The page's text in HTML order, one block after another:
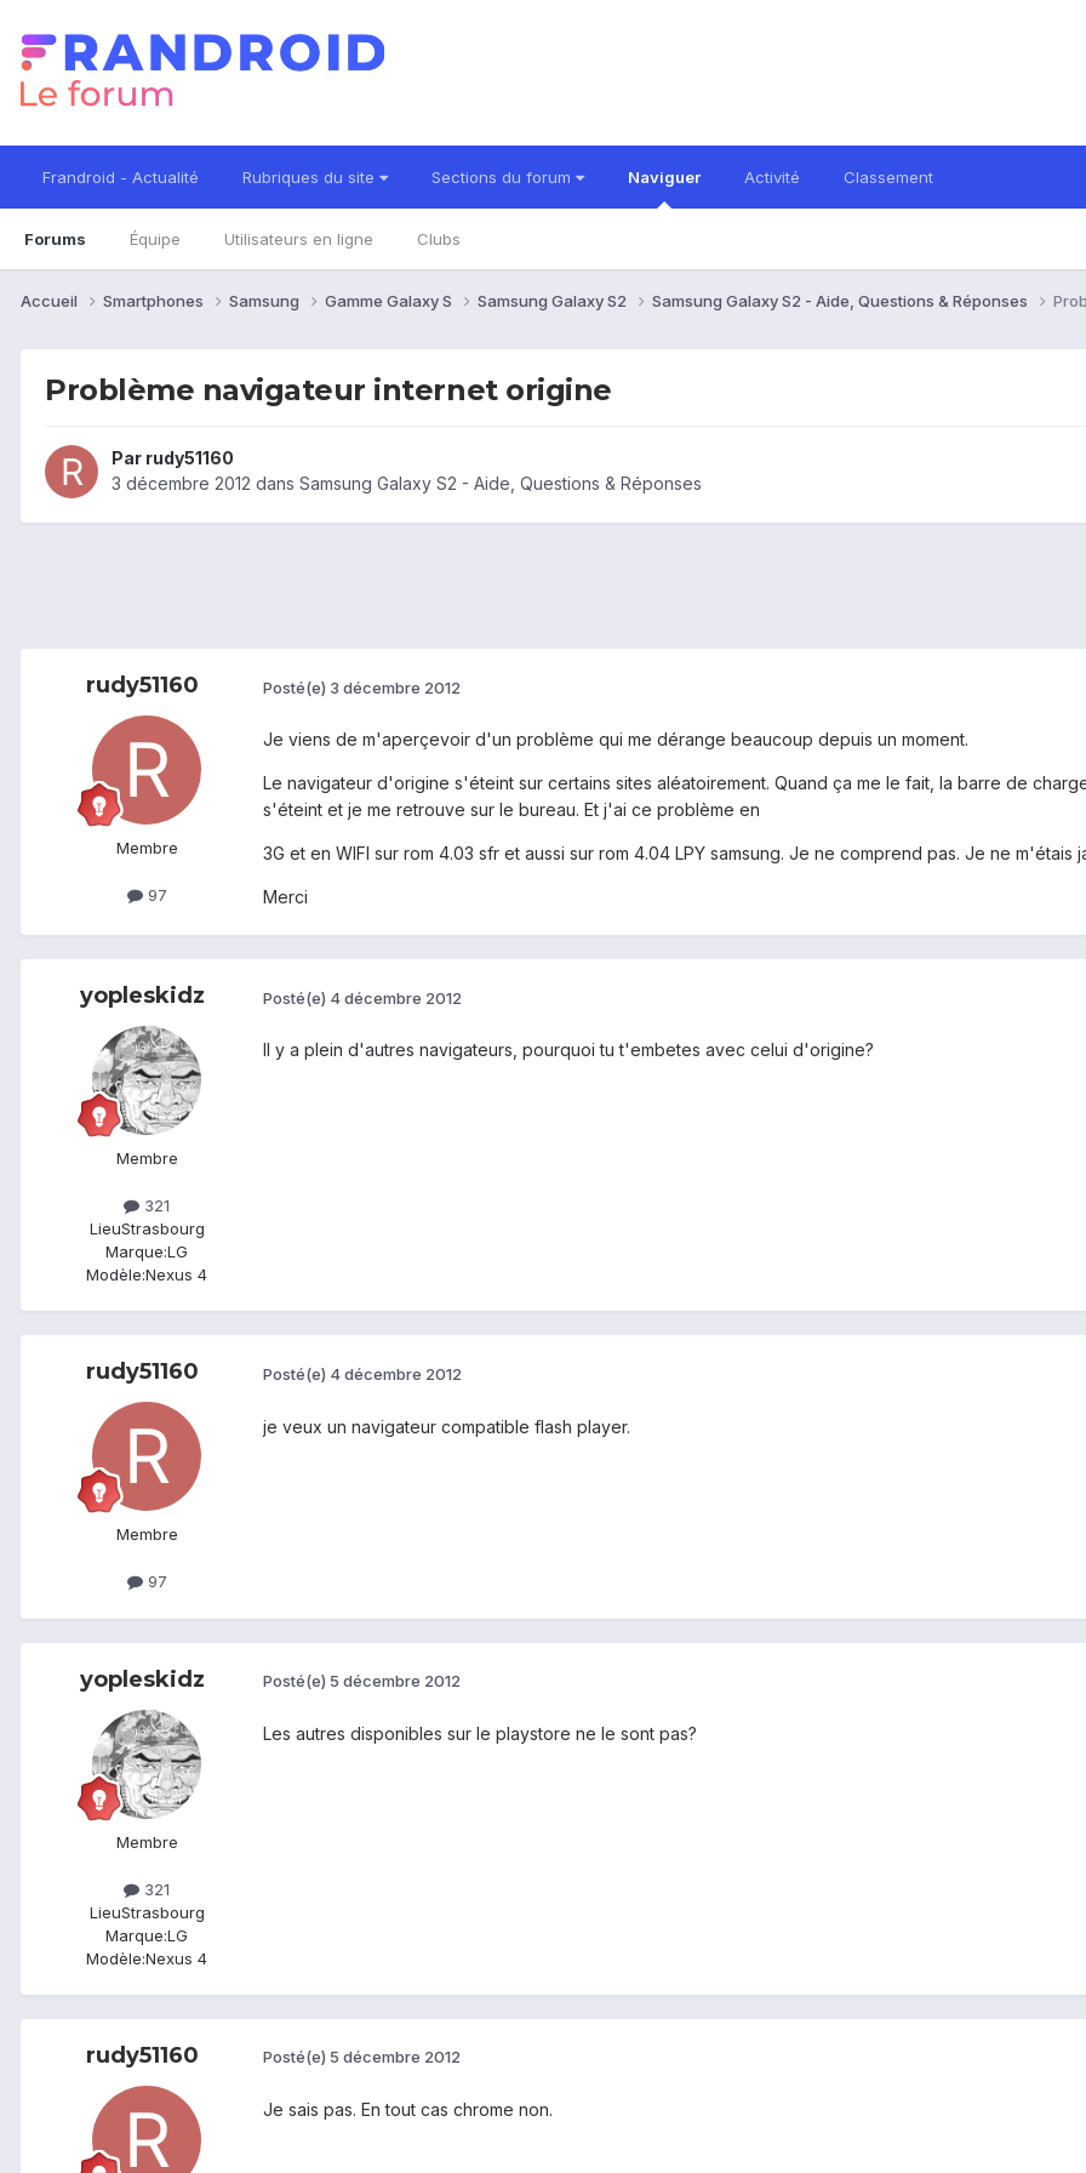
Frandroid - Actualité Rubriques du site Sections du forum Naviguer
Forums Équipe Utilisateurs en ligne Clubs
Activité Classement
Accueil Smartphones Samsung Gamme Galaxy S Samsung Galaxy S2 Samsung Galaxy S2 - Aide, Questions & Réponses
Problème navigateur internet origine
Par rudy51160
3 décembre 2012 dans Samsung Galaxy S2 - Aide, Questions & Réponses
rudy51160
Membre
97
Posté(e) 3 décembre 2012
Je viens de m'aperçevoir d'un problème qui me dérange beaucoup depuis un moment.
Le navigateur d'origine s'éteint sur certains sites aléatoirement. Quand ça me le fait, la barre de
s'éteint et je me retrouve sur le bureau. Et j'ai ce problème en
3G et en WIFI sur rom 4.03 sfr et aussi sur rom 4.04 LPY samsung. Je ne comprend pas. Je ne
Merci
yopleskidz
Membre
321
LieuStrasbourg
Marque:LG
Modèle:Nexus 4
Posté(e) 4 décembre 2012
Il y a plein d'autres navigateurs, pourquoi tu t'embetes avec celui d'origine?
rudy51160
Membre
97
Posté(e) 4 décembre 2012
je veux un navigateur compatible flash player.
yopleskidz
Membre
321
LieuStrasbourg
Marque:LG
Modèle:Nexus 4
Posté(e) 5 décembre 2012
Les autres disponibles sur le playstore ne le sont pas?
rudy51160 Posté(e) 5 décembre 2012
Je sais pas. En tout cas chrome non.